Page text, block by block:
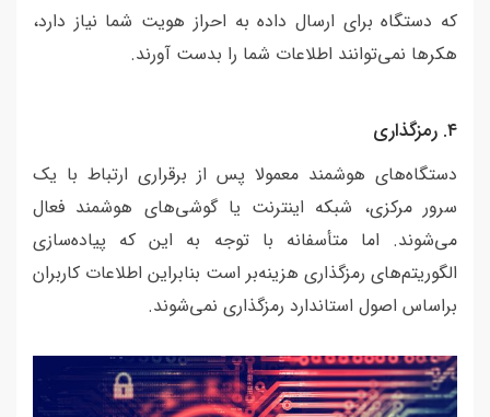
که دستگاه برای ارسال داده به احراز هویت شما نیاز دارد،
هکرها نمی‌توانند اطلاعات شما را بدست آورند.
٤. رمزگذاری
دستگاه‌های هوشمند معمولا پس از برقراری ارتباط با یک
سرور مرکزی، شبکه اینترنت یا گوشی‌های هوشمند فعال
می‌شوند. اما متأسفانه با توجه به این که پیاده‌سازی
الگوریتم‌های رمزگذاری هزینه‌بر است بنابراین اطلاعات کاربران
براساس اصول استاندارد رمزگذاری نمی‌شوند.